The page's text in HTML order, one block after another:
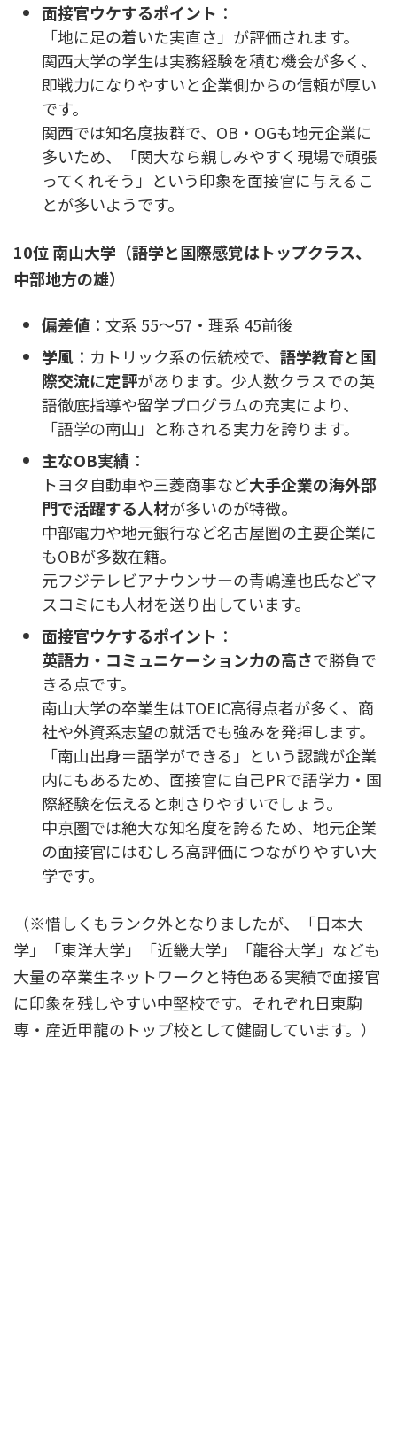
面接官ウケするポイント ：
「地に足の着いた実直さ」が評価されます。
関西大学の学生は実務経験を積む機会が多く、
即戦力になりやすいと企業側からの信頼が厚い
です。
関西では知名度抜群で、OB・OGも地元企業に
多いため、「関大なら親しみやすく現場で頑張
ってくれそう」という印象を面接官に与えるこ
とが多いようです。
10位 南山大学（語学と国際感覚はトップクラス、
中部地方の雄）
偏差値 ：文系 55〜57・理系 45前後
学風 ：カトリック系の伝統校で、 語学教育と国
際交流に定評があります。少人数クラスでの英
語徹底指導や留学プログラムの充実により、
「語学の南山」と称される実力を誇ります。
主なOB実績 ：
トヨタ自動車や三菱商事など大手企業の海外部
門で活躍する人材が多いのが特徴。
中部電力や地元銀行など名古屋圏の主要企業に
もOBが多数在籍。
元フジテレビアナウンサーの青嶋達也氏などマ
スコミにも人材を送り出しています。
面接官ウケするポイント ：
英語力・コミュニケーション力の高さで勝負で
きる点です。
南山大学の卒業生はTOEIC高得点者が多く、商
社や外資系志望の就活でも強みを発揮します。
「南山出身＝語学ができる」という認識が企業
内にもあるため、面接官に自己PRで語学力・国
際経験を伝えると刺さりやすいでしょう。
中京圏では絶大な知名度を誇るため、地元企業
の面接官にはむしろ高評価につながりやすい大
学です。
（※惜しくもランク外となりましたが、「日本大
学」「東洋大学」「近畿大学」「龍谷大学」なども
大量の卒業生ネットワークと特色ある実績で面接官
に印象を残しやすい中堅校です。それぞれ日東駒
専・産近甲龍のトップ校として健闘しています。）